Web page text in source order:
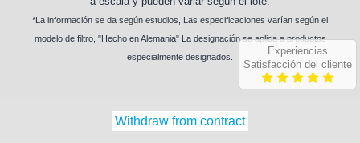
Experiencias
Satisfacción del cliente
*La información se da según estudios , Las especificaciones varían según el
modelo de filtro, "Hecho en Alemania" La designación se aplica a productos
especialmente designados
Withdraw from contract